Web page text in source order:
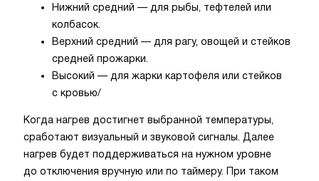
Нижний средний — для рыбы, тефтелей или
колбасок.
Верхний средний — для рагу, овощей и стейков
средней прожарки.
Высокий — для жарки картофеля или стейков
с кровью/
Когда нагрев достигнет выбранной температуры,
сработают визуальный и звуковой сигналы. Далее
нагрев будет поддерживаться на нужном уровне
до отключения вручную или по таймеру. При таком